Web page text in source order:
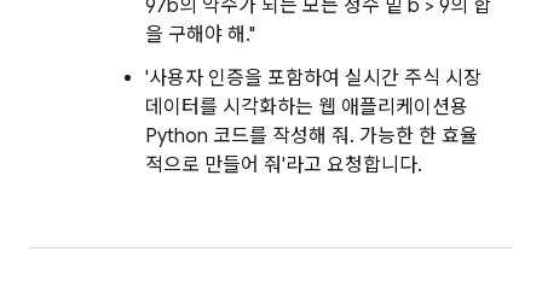
97b의 약수가 되는 모든 정수 밑 b > 9의 합
을 구해야 해."
'사용자 인증을 포함하여 실시간 주식 시장
데이터를 시각화하는 웹 애플리케이션용
Python 코드를 작성해 줘. 가능한 한 효율
적으로 만들어 줘'라고 요청합니다.